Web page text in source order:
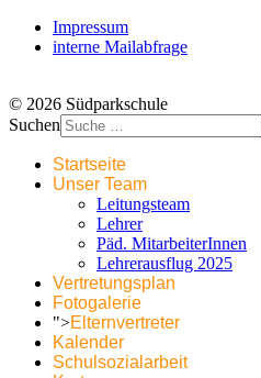
Impressum
interne Mailabfrage
© 2026 Südparkschule
Suchen
Startseite
Unser Team
Leitungsteam
Lehrer
Päd. MitarbeiterInnen
Lehrerausflug 2025
Vertretungsplan
Fotogalerie
">Elternvertreter
Kalender
Schulsozialarbeit